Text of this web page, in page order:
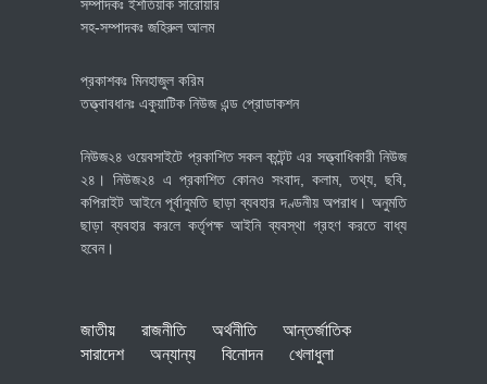
সম্পাদকঃ ইশতিয়াক সারোয়ার
সহ-সম্পাদকঃ জহিরুল আলম
প্রকাশকঃ মিনহাজুল করিম
তত্ত্বাবধানঃ একুয়াটিক নিউজ এন্ড প্রোডাকশন
নিউজ২৪ ওয়েবসাইটে প্রকাশিত সকল কন্টেন্ট এর সত্ত্বাধিকারী নিউজ
২৪। নিউজ২৪ এ প্রকাশিত কোনও সংবাদ, কলাম, তথ্য, ছবি,
কপিরাইট আইনে পূর্বানুমতি ছাড়া ব্যবহার দণ্ডনীয় অপরাধ। অনুমতি
ছাড়া ব্যবহার করলে কর্তৃপক্ষ আইনি ব্যবস্থা গ্রহণ করতে বাধ্য
হবেন।
জাতীয় রাজনীতি অর্থনীতি
আন্তর্জাতিক
সারাদেশ
অন্যান্য বিনোদন খেলাধুলা